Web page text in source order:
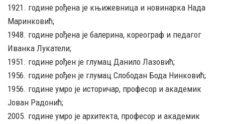
1921. године рођена је књижевница и новинарка Нада
Маринковић;
1948. године рођена је балерина, кореограф и педагог
Иванка Лукатели;
1951. године рођен је глумац Данило Лазовић;
1956. године рођен је глумац Слободан Бода Нинковић;
1956. године умро је историчар, професор и академик
Јован Радонић;
2005. године умро је архитекта, професор и академик